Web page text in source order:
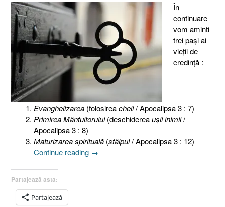
În
continuare
vom aminti
trei paşi ai
vieţii de
credinţă :
Evanghelizarea (folosireacheii/ Apocalipsa 3 : 7)
Primirea Mântuitorului(deschidereauşii inimii/
Apocalipsa 3 : 8)
Maturizarea spirituală (stâlpul/ Apocalipsa 3 : 12)
Continue reading „Biserica
→
Partajează asta:
Partajează